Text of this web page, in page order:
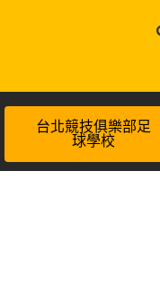
台北競技俱樂部足
球學校